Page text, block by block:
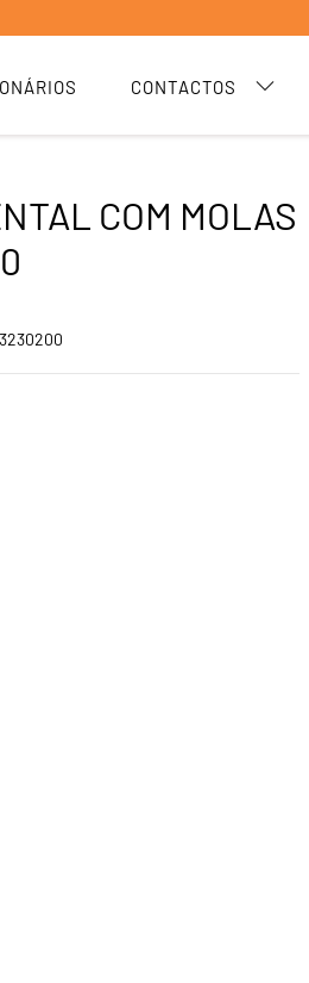
CONTACTOS
COM MOLAS